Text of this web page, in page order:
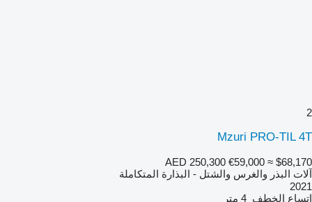
2
Mzuri PRO-TIL 4T
AED 250,300 €59,000 ≈ $68,170
آلات البذر والغرس والشتل - البذارة المتكاملة
2021
اتساع الخطف 4 متر